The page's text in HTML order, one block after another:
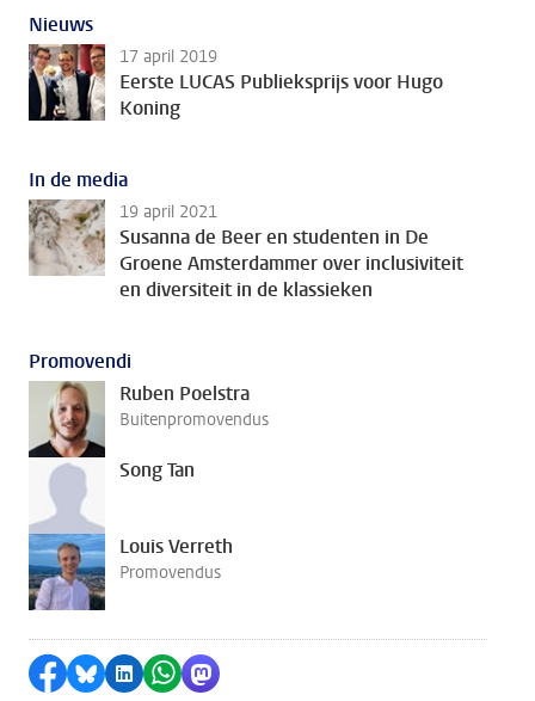
Nieuws
17 april 2019
Eerste LUCAS Publieksprijs voor Hugo
Koning
In de media
19 april 2021
Susanna de Beer en studenten in De
Groene Amsterdammer over inclusiviteit
en diversiteit in de klassieken
Promovendi
Ruben Poelstra
Buitenpromovendus
Song Tan
Louis Verreth
Promovendus
Delen op Facebook
Delen via Bluesky
Delen op LinkedIn
Delen via WhatsApp
Delen via Mastodon